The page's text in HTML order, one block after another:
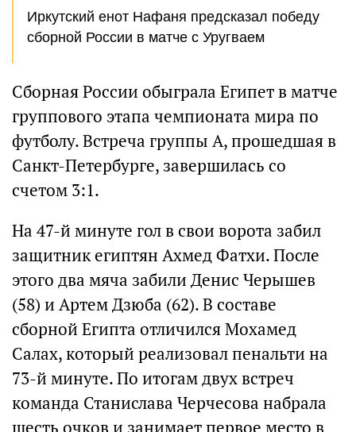
Иркутский енот Нафаня предсказал победу
сборной России в матче с Уругваем
Сборная России обыграла Египет в матче
группового этапа чемпионата мира по
футболу. Встреча группы A, прошедшая в
Санкт-Петербурге, завершилась со
счетом 3:1.
На 47-й минуте гол в свои ворота забил
защитник египтян Ахмед Фатхи. После
этого два мяча забили Денис Черышев
(58) и Артем Дзюба (62). В составе
сборной Египта отличился Мохамед
Салах, который реализовал пенальти на
73-й минуте. По итогам двух встреч
команда Станислава Черчесова набрала
шесть очков и занимает первое место в